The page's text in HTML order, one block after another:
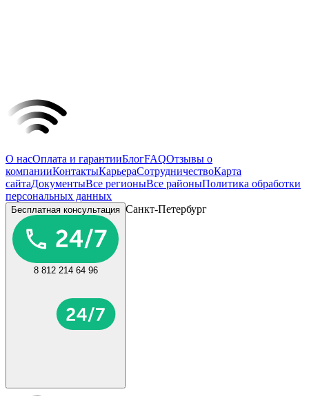
О насОплата и гарантииБлогFAQОтзывы о
компанииКонтактыКарьераСотрудничествоКарта
сайтаДокументыВсе регионыВсе районыПолитика обработки
персональных данных
Бесплатная консультация
8 812 214 64 96
Санкт-Петербург